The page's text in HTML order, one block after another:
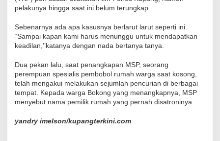
pelakunya hingga saat ini belum terungkap.
Sebenarnya ada apa kasusnya berlarut larut seperti ini.
“Sampai kapan kami harus menunggu untuk mendapatkan
keadilan,’’katanya dengan nada bertanya tanya.
Dua pekan lalu, saat penangkapan MSP, seorang
perempuan spesialis pembobol rumah warga saat kosong,
telah mengakui melakukan sejumlah pencurian di berbagai
tempat. Kepada warga Bokong yang menangkapnya, MSP
menyebut nama pemilik rumah yang pernah disatroninya.
yandry imelson/kupangterkini.com